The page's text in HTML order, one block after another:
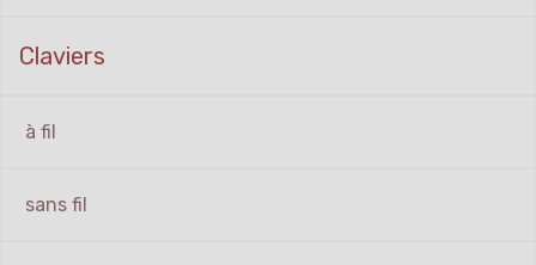
Claviers
à fil
sans fil